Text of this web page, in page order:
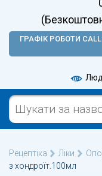
ГРАФІК РОБОТИ
Рецептіка Ліки
з хондроїт.100мл